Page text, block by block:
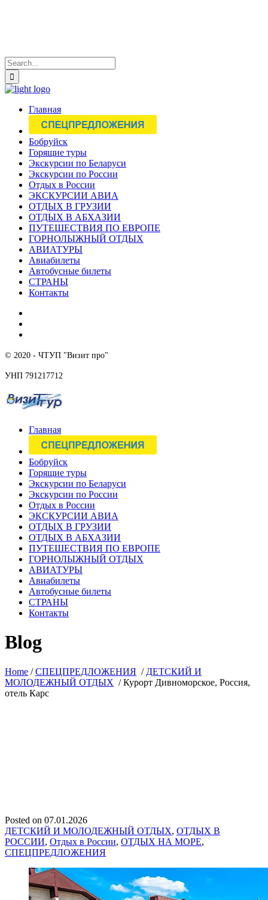
Главная
Бобруйск
Горящие туры
Экскурсии по Беларуси
Экскурсии по России
Отдых в России
ЭКСКУРСИИ АВИА
ОТДЫХ В ГРУЗИИ
ОТДЫХ В АБХАЗИИ
ПУТЕШЕСТВИЯ ПО ЕВРОПЕ
ГОРНОЛЫЖНЫЙ ОТДЫХ
АВИАТУРЫ
Авиабилеты
Автобусные билеты
СТРАНЫ
Контакты
© 2020 - ЧТУП "Визит про"
УНП 791217712
Главная
Бобруйск
Горящие туры
Экскурсии по Беларуси
Экскурсии по России
Отдых в России
ЭКСКУРСИИ АВИА
ОТДЫХ В ГРУЗИИ
ОТДЫХ В АБХАЗИИ
ПУТЕШЕСТВИЯ ПО ЕВРОПЕ
ГОРНОЛЫЖНЫЙ ОТДЫХ
АВИАТУРЫ
Авиабилеты
Автобусные билеты
СТРАНЫ
Контакты
Blog
Home /СПЕЦПРЕДЛОЖЕНИЯ / ДЕТСКИЙ И
МОЛОДЕЖНЫЙ ОТДЫХ /Курорт Дивноморское, Россия,
отель Карс
Posted on 07.01.2026
ДЕТСКИЙ И МОЛОДЕЖНЫЙ ОТДЫХ, ОТДЫХ В
РОССИИ, Отдых в России, ОТДЫХ НА МОРЕ,
СПЕЦПРЕДЛОЖЕНИЯ